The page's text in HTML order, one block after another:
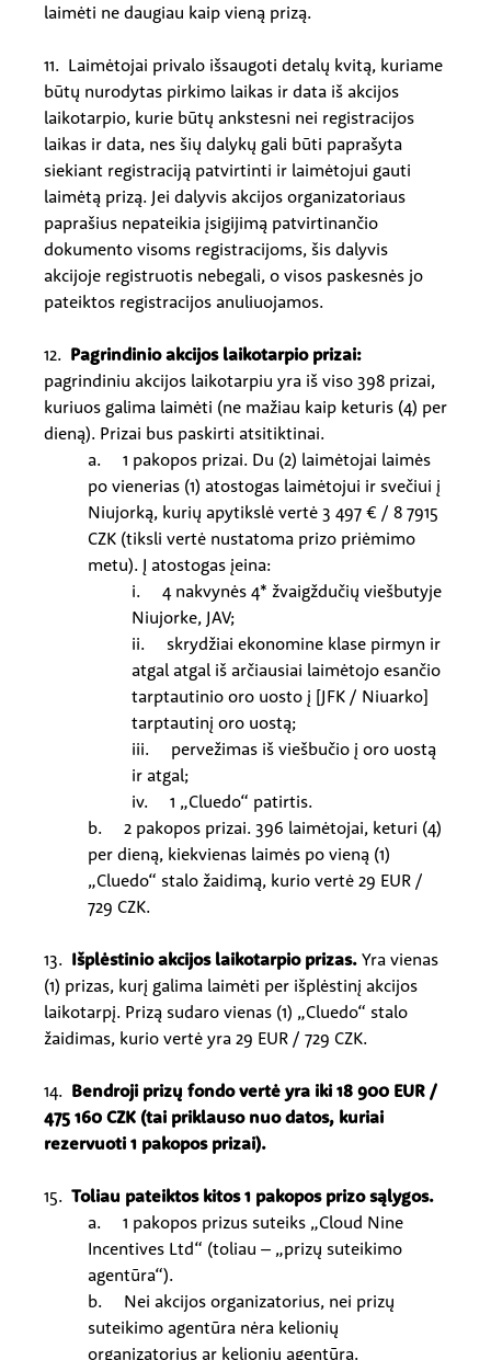
laimėti ne daugiau kaip vieną prizą.
11. Laimėtojai privalo išsaugoti detalų kvitą, kuriame
būtų nurodytas pirkimo laikas ir data iš akcijos
laikotarpio, kurie būtų ankstesni nei registracijos
laikas ir data, nes šių dalykų gali būti paprašyta
siekiant registraciją patvirtinti ir laimėtojui gauti
laimėtą prizą. Jei dalyvis akcijos organizatoriaus
paprašius nepateikia įsigijimą patvirtinančio
dokumento visoms registracijoms, šis dalyvis
akcijoje registruotis nebegali, o visos paskesnės jo
pateiktos registracijos anuliuojamos.
12. Pagrindinio akcijos laikotarpio prizai:
pagrindiniu akcijos laikotarpiu yra iš viso 398 prizai,
kuriuos galima laimėti (ne mažiau kaip keturis (4) per
dieną). Prizai bus paskirti atsitiktinai.
a. 1 pakopos prizai. Du (2) laimėtojai laimės
po vienerias (1) atostogas laimėtojui ir svečiui į
Niujorką, kurių apytikslė vertė 3 497 € / 8 7915
CZK (tiksli vertė nustatoma prizo priėmimo
metu). Į atostogas įeina:
i. 4 nakvynės 4* žvaigždučių viešbutyje
Niujorke, JAV;
ii. skrydžiai ekonomine klase pirmyn ir
atgal atgal iš arčiausiai laimėtojo esančio
tarptautinio oro uosto į [JFK / Niuarko]
tarptautinį oro uostą;
iii. pervežimas iš viešbučio į oro uostą
ir atgal;
iv. 1 „Cluedo“ patirtis.
b. 2 pakopos prizai. 396 laimėtojai, keturi (4)
per dieną, kiekvienas laimės po vieną (1)
„Cluedo“ stalo žaidimą, kurio vertė 29 EUR /
729 CZK.
13. Išplėstinio akcijos laikotarpio prizas. Yra vienas
(1) prizas, kurį galima laimėti per išplėstinį akcijos
laikotarpį. Prizą sudaro vienas (1) „Cluedo“ stalo
žaidimas, kurio vertė yra 29 EUR / 729 CZK.
14. Bendroji prizų fondo vertė yra iki 18 900 EUR /
475 160 CZK (tai priklauso nuo datos, kuriai
rezervuoti 1 pakopos prizai).
15. Toliau pateiktos kitos 1 pakopos prizo sąlygos.
a. 1 pakopos prizus suteiks „Cloud Nine
Incentives Ltd“ (toliau – „prizų suteikimo
agentūra“).
b. Nei akcijos organizatorius, nei prizų
suteikimo agentūra nėra kelionių
organizatorius ar kelionių agentūra.